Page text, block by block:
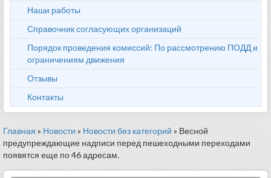
Наши работы
Справочник согласующих организаций
Порядок проведения комиссий: По рассмотрению ПОДД и
ограничениям движения
Отзывы
Контакты
Главная » Новости » Новости без категорий » Весной
предупреждающие надписи перед пешеходными переходами
появятся еще по 46 адресам.